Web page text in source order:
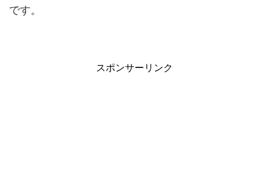
です。
スポンサーリンク